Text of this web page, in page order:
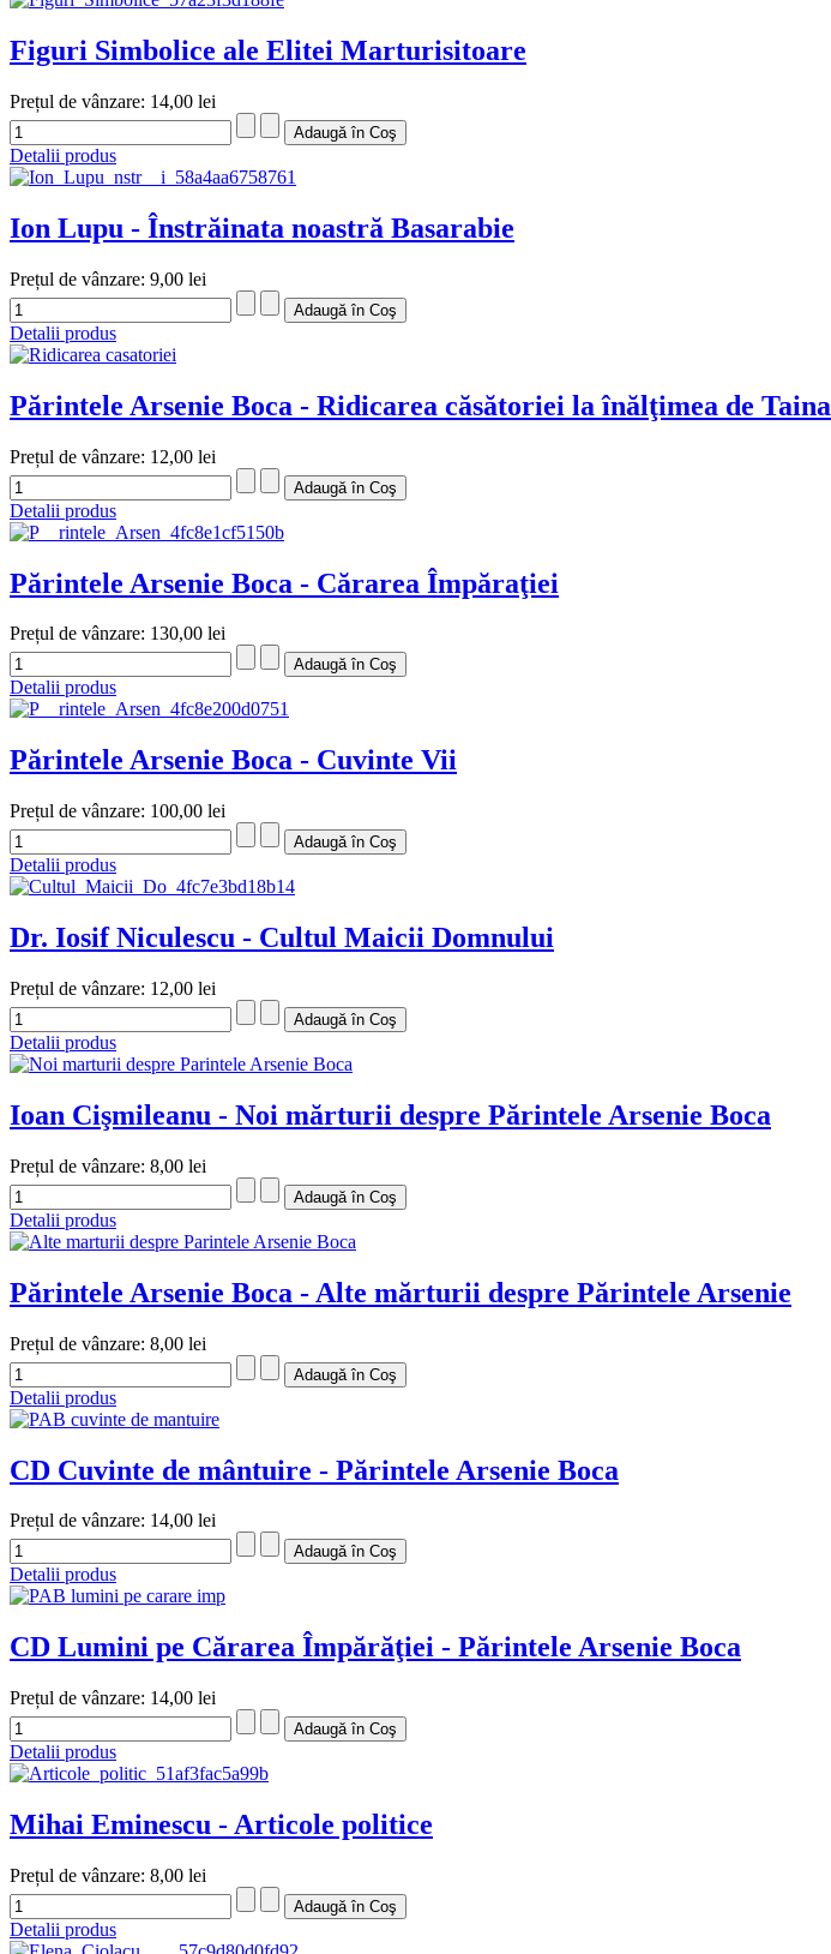
Figuri Simbolice ale Elitei Marturisitoare
Prețul de vânzare: 14,00 lei
Detalii produs
Ion Lupu - Înstrăinata noastră Basarabie
Prețul de vânzare: 9,00 lei
Detalii produs
Părintele Arsenie Boca - Ridicarea căsătoriei la înălţimea de Taina
Prețul de vânzare: 12,00 lei
Detalii produs
Părintele Arsenie Boca - Cărarea Împăraţiei
Prețul de vânzare: 130,00 lei
Detalii produs
Părintele Arsenie Boca - Cuvinte Vii
Prețul de vânzare: 100,00 lei
Detalii produs
Dr. Iosif Niculescu - Cultul Maicii Domnului
Prețul de vânzare: 12,00 lei
Detalii produs
Ioan Cişmileanu - Noi mărturii despre Părintele Arsenie Boca
Prețul de vânzare: 8,00 lei
Detalii produs
Părintele Arsenie Boca - Alte mărturii despre Părintele Arsenie
Prețul de vânzare: 8,00 lei
Detalii produs
CD Cuvinte de mântuire - Părintele Arsenie Boca
Prețul de vânzare: 14,00 lei
Detalii produs
CD Lumini pe Cărarea Împărăţiei - Părintele Arsenie Boca
Prețul de vânzare: 14,00 lei
Detalii produs
Mihai Eminescu - Articole politice
Prețul de vânzare: 8,00 lei
Detalii produs